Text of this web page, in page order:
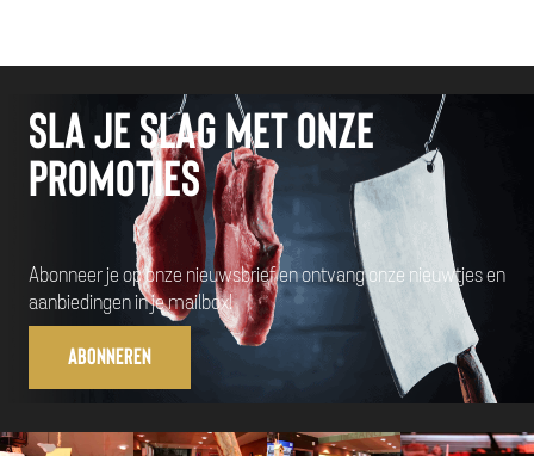
Sla je slag met onze
promoties
Abonneer je op onze nieuwsbrief en ontvang onze nieuwtjes en
aanbiedingen in je mailbox!
Abonneren